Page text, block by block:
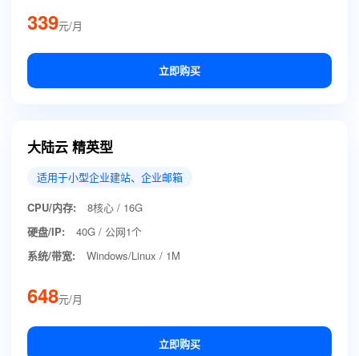
339元/月
立即购买
大陆云 精英型
适用于小型企业建站、企业邮箱
CPU/内存:
8核心 / 16G
硬盘/IP:
40G / 公网1个
系统/带宽:
Windows/Linux / 1M
648元/月
立即购买